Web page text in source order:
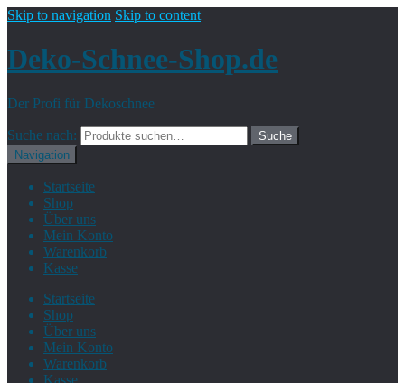
Skip to navigation Skip to content
Deko-Schnee-Shop.de
Der Profi für Dekoschnee
Suche nach:
Suche
Navigation
Startseite
Shop
Über uns
Mein Konto
Warenkorb
Kasse
Startseite
Shop
Über uns
Mein Konto
Warenkorb
Kasse